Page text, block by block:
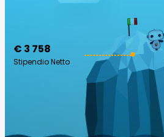
€ 3 758
Stipendio Netto